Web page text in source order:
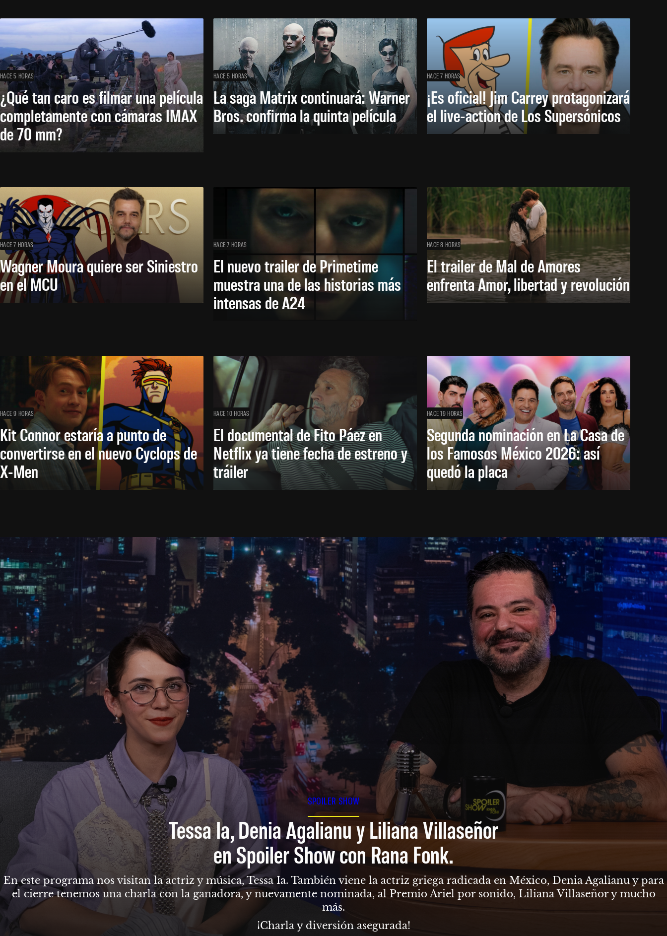
HACE 5 HORAS
¿Qué tan caro es filmar una película
completamente con cámaras IMAX
de 70 mm?
HACE 5 HORAS
La saga Matrix continuará: Warner
Bros. confirma la quinta película
HACE 7 HORAS
¡Es oficial! Jim Carrey protagonizará
el live-action de Los Supersónicos
HACE 7 HORAS
Wagner Moura quiere ser Siniestro
en el MCU
HACE 7 HORAS
El nuevo trailer de Primetime
muestra una de las historias más
intensas de A24
HACE 8 HORAS
El trailer de Mal de Amores
enfrenta Amor, libertad y revolución
HACE 9 HORAS
Kit Connor estaría a punto de
convertirse en el nuevo Cyclops de
X-Men
HACE 10 HORAS
El documental de Fito Páez en
Netflix ya tiene fecha de estreno y
tráiler
HACE 19 HORAS
Segunda nominación en La Casa de
los Famosos México 2026: así
quedó la placa
SPOILER SHOW
Tessa Ia, Denia Agalianu y Liliana Villaseñor
en Spoiler Show con Rana Fonk.
En este programa nos visitan la actriz y música, Tessa Ia. También viene la actriz griega radicada en México, Denia Agalianu y para
el cierre tenemos una charla con la ganadora, y nuevamente nominada, al Premio Ariel por sonido, Liliana Villaseñor y mucho
más.
¡Charla y diversión asegurada!